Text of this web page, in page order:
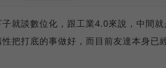
就談數位化，跟工業4.0來說，中間
把打底的事做好，而目前友達本身已